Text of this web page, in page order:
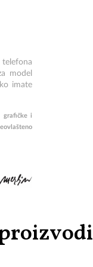
model
imate
grafičke i